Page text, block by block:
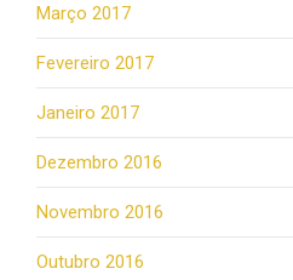
Março 2017
Fevereiro 2017
Janeiro 2017
Dezembro 2016
Novembro 2016
Outubro 2016